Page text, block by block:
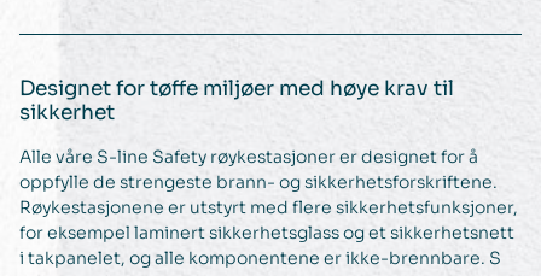
Designet for tøffe miljøer med høye krav til
sikkerhet
Alle våre S-line Safety røykestasjoner er designet for å
oppfylle de strengeste brann- og sikkerhetsforskriftene.
Røykestasjonene er utstyrt med flere sikkerhetsfunksjoner,
for eksempel laminert sikkerhetsglass og et sikkerhetsnett
i takpanelet, og alle komponentene er ikke-brennbare. S